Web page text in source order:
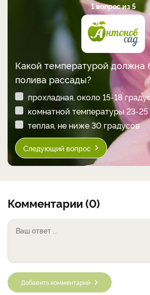
1 вопрос из 5
Какой температурой должна
полива рассады?
прохладная, около 15-18
комнатной температуры 23-25
теплая, не ниже 30 градусов
Следующий вопрос
Комментарии (0)
Добавить комментарий